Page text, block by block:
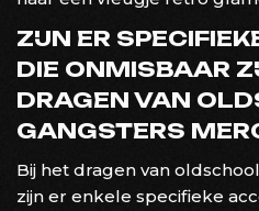
ZIJN ER
DIE ONMISBAAR
DRAGEN VAN
GANGSTERS
Bij het dragen van
zijn er enkele specifieke